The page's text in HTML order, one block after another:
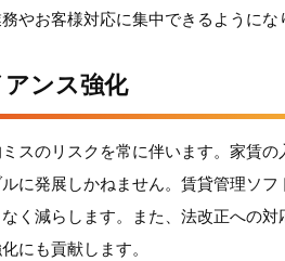
やお客様対応に集中できるようにな
ンス強化
スのリスクを常に伴います。家賃
に発展しかねません。賃貸管理ソ
く減らします。また、法改正への
にも貢献します。